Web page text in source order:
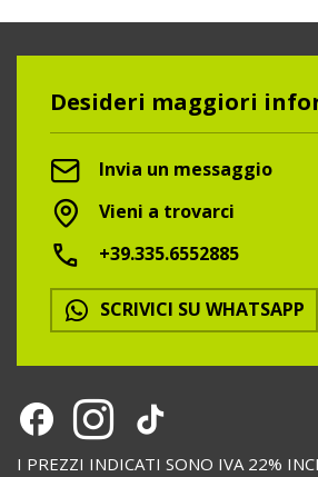
Desideri maggiori
Invia un messaggio
Vieni a trovarci
+39.335.6552885
SCRIVICI SU WHATSAPP
I PREZZI INDICATI SONO IVA 22%